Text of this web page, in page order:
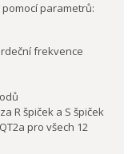
parametrů:
frekvence
R špiček a S špiček
pro všech 12